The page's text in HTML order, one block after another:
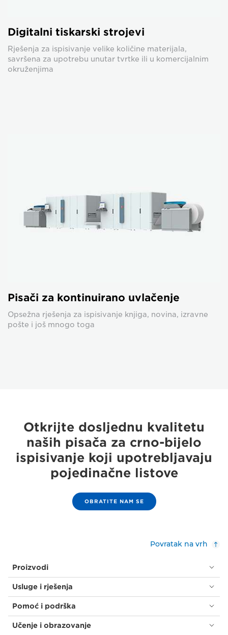
Digitalni tiskarski strojevi
Rješenja za ispisivanje velike količine materijala,
savršena za upotrebu unutar tvrtke ili u komercijalnim
okruženjima
Pisači za kontinuirano uvlačenje
Opsežna rješenja za ispisivanje knjiga, novina, izravne
pošte i još mnogo toga
Otkrijte dosljednu kvalitetu
naših pisača za crno-bijelo
ispisivanje koji upotrebljavaju
pojedinačne listove
OBRATITE NAM SE
Povratak na vrh
Proizvodi
Usluge i rješenja
Pomoć i podrška
Učenje i obrazovanje